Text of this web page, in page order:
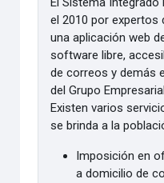
el 2010 por expertos
una aplicación web
software libre,
de correos y demás
del Grupo
Existen varios
se brinda a la
Imposición en
a domicilio de